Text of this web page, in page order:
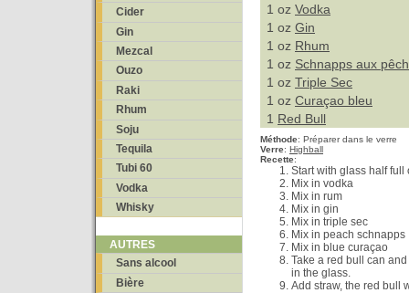
Cider
Gin
Mezcal
Ouzo
Raki
Rhum
Soju
Tequila
Tubi 60
Vodka
Whisky
AUTRES
Sans alcool
Bière
1 oz Vodka
1 oz Gin
1 oz Rhum
1 oz Schnapps aux
1 oz Triple Sec
1 oz Curaçao bleu
1 Red Bull
Méthode: Préparer dans le verre
Verre: Highball
Recette:
Start with glass half full
Mix in vodka
Mix in rum
Mix in gin
Mix in triple sec
Mix in peach schnapps
Mix in blue curaçao
Take a red bull can
in the glass.
Add straw, the red bull